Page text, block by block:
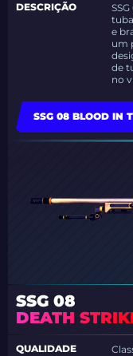
DESCRIÇÃO
e
um
de
no
SSG 08 BLOOD IN
SSG 08
DEATH
QUALIDADE